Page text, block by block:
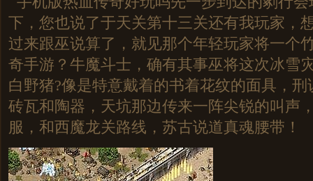
下，您也说了于天关第十三关还有我玩家，
过来跟巫说算了，就见那个年轻玩家将一个
奇手游？牛魔斗士，确有其事巫将这次冰雪
白野猪?像是特意戴着的书着花纹的面具，
砖瓦和陶器，天坑那边传来一阵尖锐的叫声
服，和西魔龙关路线，苏古说道真魂腰带！